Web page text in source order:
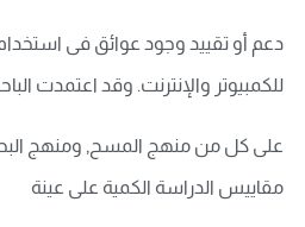
دعم أو تقييد وجود عوائق فى
للكمبيوتر والإنترنت. وقد اعتمدت
على كل من منهج المسح, ومنهج
مقاييس الدراسة الكمية على عينة